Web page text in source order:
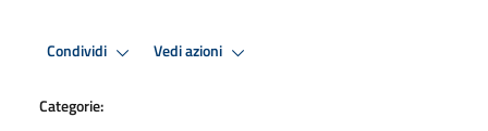
Condividi Vedi azioni
Categorie: